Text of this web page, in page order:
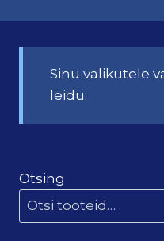
Sinu valikutele
leidu.
Otsing